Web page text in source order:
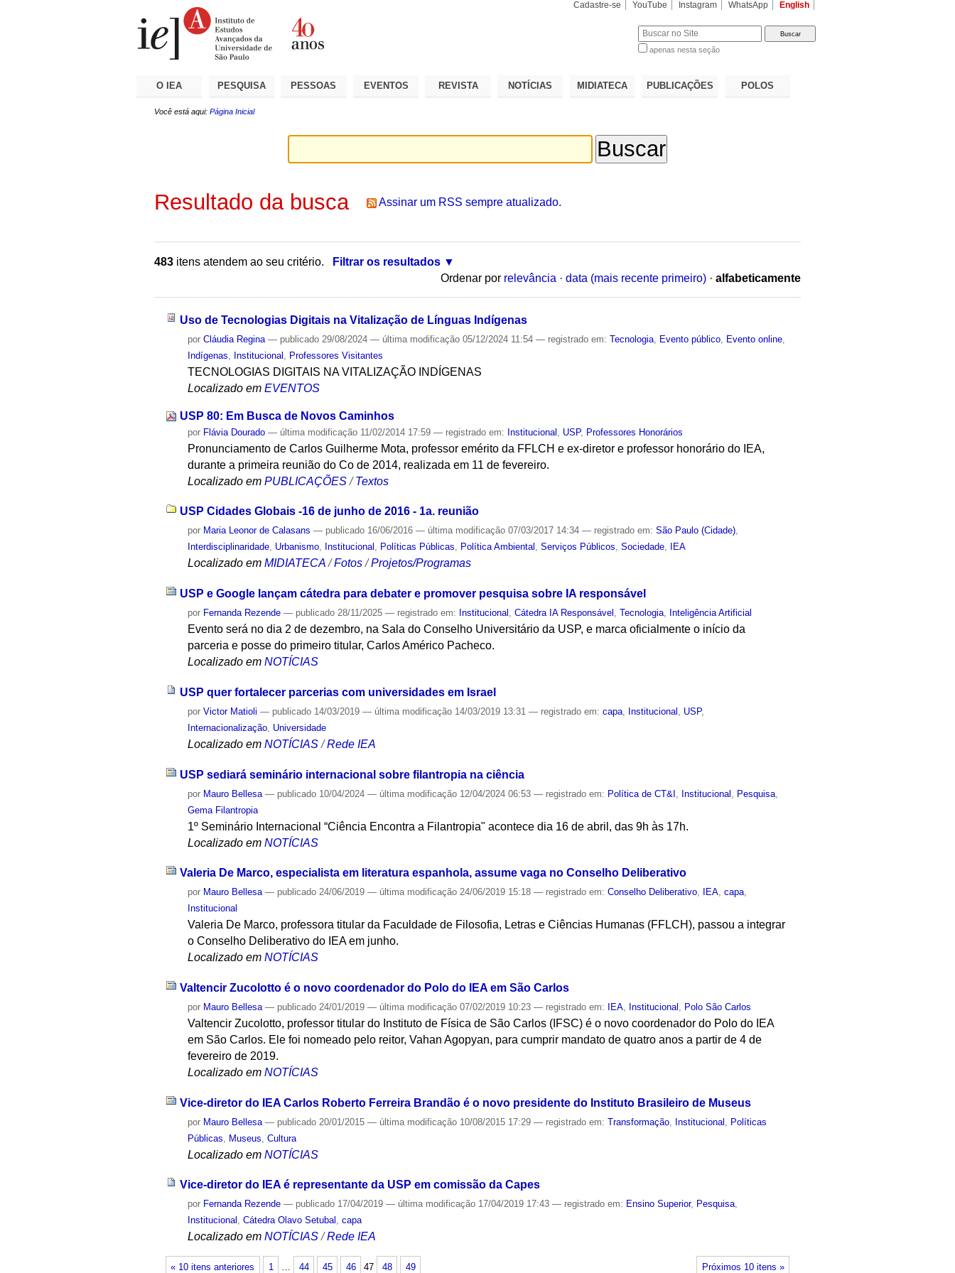
Cadastre-se YouTube Instagram WhatsApp English
apenas nesta seção
O IEA PESQUISA PESSOAS EVENTOS REVISTA NOTÍCIAS MIDIATECA PUBLICAÇÕES POLOS
Você está aqui: Página Inicial
Resultado da busca Assinar um RSS sempre atualizado.
483 itens atendem ao seu critério.
Filtrar os resultados
Ordenar por relevância · data (mais recente primeiro) · alfabeticamente
Uso de Tecnologias Digitais na Vitalização de Línguas Indígenas
porCláudia Regina — publicado 29/08/2024— última modificação 05/12/2024 11:54— registrado em:Tecnologia Evento público Evento online
Indígenas
Institucional Professores Visitantes
TECNOLOGIAS DIGITAIS NA VITALIZAÇÃO INDÍGENAS
Localizado em EVENTOS
USP 80: Em Busca de Novos Caminhos
por Flávia Dourado — última modificação 11/02/2014 17:59— registrado em: Institucional USP, Professores Honorários
Pronunciamento de Carlos Guilherme Mota, professor emérito da FFLCH e ex-diretor e professor honorário do IEA,
durante a primeira reunião do Co de 2014, realizada em 11 de fevereiro.
Localizado em PUBLICAÇÕES /Textos
USP Cidades Globais -16 de junho de 2016 - 1a. reunião
por Maria Leonor de Calasans — publicado 16/06/2016— última modificação 07/03/2017 14:34— registrado em:São Paulo (Cidade),
Interdisciplinaridade, Urbanismo, Institucional , Políticas Públicas, Política Ambiental ,Serviços Públicos,Sociedade, IEA
Localizado em MIDIATECA /Fotos /Projetos/Programas
USP e Google lançam cátedra para debater e promover pesquisa sobre IA responsável
por Fernanda Rezende — publicado 28/11/2025— registrado em: Institucional ,Cátedra IA Responsável ,Tecnologia, Inteligência Artificial
Evento será no dia 2 de dezembro, na Sala do Conselho Universitário da USP, e marca oficialmente o início da
parceria e posse do primeiro titular, Carlos Américo Pacheco.
Localizado em NOTÍCIAS
USP quer fortalecer parcerias com universidades em Israel
porVictor Matioli — publicado 14/03/2019— última modificação 14/03/2019 13:31— registrado em:capa Institucional USP,
Internacionalização Universidade
Localizado em NOTÍCIAS /Rede IEA
USP sediará seminário internacional sobre filantropia na ciência
por Mauro Bellesa — publicado 10/04/2024— última modificação 12/04/2024 06:53— registrado em: Política de CT&I Institucional Pesquisa
Gema Filantropia
1º Seminário Internacional “Ciência Encontra a Filantropia" acontece dia 16 de abril, das 9h às 17h.
Localizado em NOTÍCIAS
Valeria De Marco, especialista em literatura espanhola, assume vaga no Conselho Deliberativo
por Mauro Bellesa — publicado 24/06/2019— última modificação 24/06/2019 15:18— registrado em:Conselho Deliberativo, IEA,capa,
Institucional
Valeria De Marco, professora titular da Faculdade de Filosofia, Letras e Ciências Humanas (FFLCH), passou a integrar
o Conselho Deliberativo do IEA em junho.
Localizado em NOTÍCIAS
Valtencir Zucolotto é o novo coordenador do Polo do IEA em São Carlos
por Mauro Bellesa — publicado 24/01/2019— última modificação 07/02/2019 10:23— registrado em: IEA Institucional Polo São Carlos
Valtencir Zucolotto, professor titular do Instituto de Física de São Carlos (IFSC) é o novo coordenador do Polo do IEA
em São Carlos. Ele foi nomeado pelo reitor, Vahan Agopyan, para cumprir mandato de quatro anos a partir de 4 de
fevereiro de 2019.
Localizado em NOTÍCIAS
Vice-diretor do IEA Carlos Roberto Ferreira Brandão é o novo presidente do Instituto Brasileiro de Museus
por Mauro Bellesa — publicado 20/01/2015— última modificação 10/08/2015 17:29— registrado em:Transformação Institucional
Políticas
Públicas
Museus ,Cultura
Localizado em NOTÍCIAS
Vice-diretor do IEA é representante da USP em comissão da Capes
por Fernanda Rezende — publicado 17/04/2019— última modificação 17/04/2019 17:43— registrado em: Ensino Superior, Pesquisa,
Institucional ,Cátedra Olavo Setubal ,capa
Localizado em NOTÍCIAS /Rede IEA
« 10 itens anteriores Próximos 10 itens »
1 44 45 46 47 48 49